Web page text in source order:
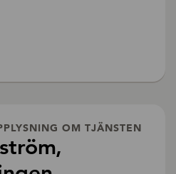
OM TJÄNSTEN